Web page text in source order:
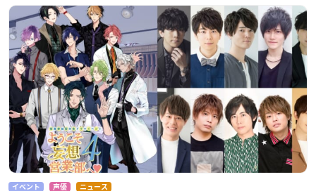
イベント 声優 ニュース